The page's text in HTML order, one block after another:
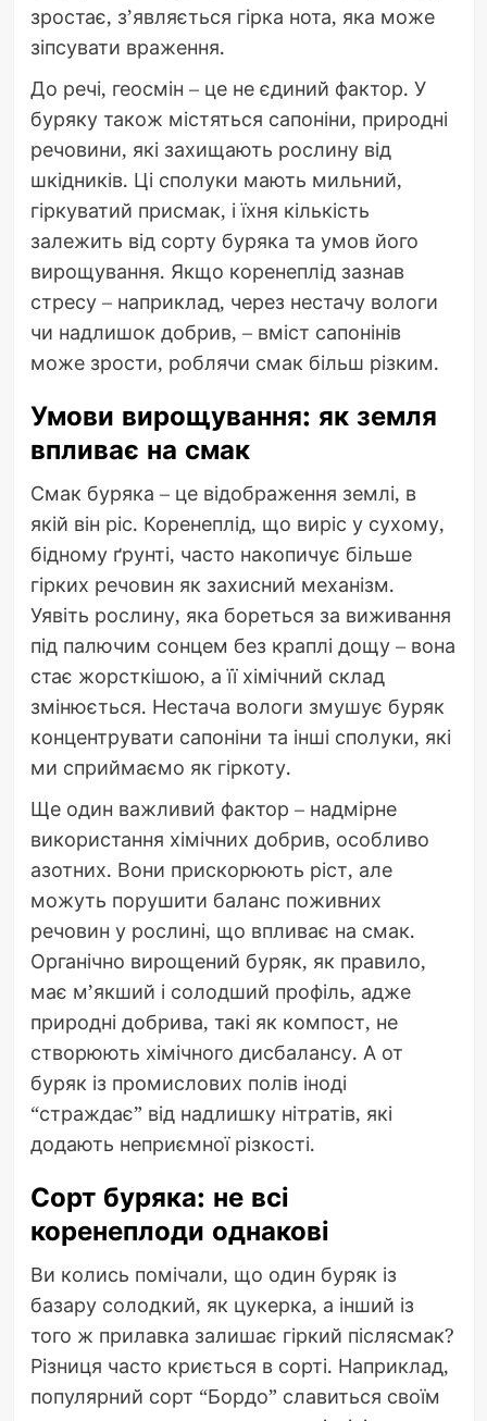
зростає, з’являється гірка нота, яка може
зіпсувати враження.
До речі, геосмін – це не єдиний фактор. У
буряку також містяться сапоніни, природні
речовини, які захищають рослину від
шкідників. Ці сполуки мають мильний,
гіркуватий присмак, і їхня кількість
залежить від сорту буряка та умов його
вирощування. Якщо коренеплід зазнав
стресу – наприклад, через нестачу вологи
чи надлишок добрив, – вміст сапонінів
може зрости, роблячи смак більш різким.
Умови вирощування: як земля
впливає на смак
Смак буряка – це відображення землі, в
якій він ріс. Коренеплід, що виріс у сухому,
бідному ґрунті, часто накопичує більше
гірких речовин як захисний механізм.
Уявіть рослину, яка бореться за виживання
під палючим сонцем без краплі дощу – вона
стає жорсткішою, а її хімічний склад
змінюється. Нестача вологи змушує буряк
концентрувати сапоніни та інші сполуки, які
ми сприймаємо як гіркоту.
Ще один важливий фактор – надмірне
використання хімічних добрив, особливо
азотних. Вони прискорюють ріст, але
можуть порушити баланс поживних
речовин у рослині, що впливає на смак.
Органічно вирощений буряк, як правило,
має м’якший і солодший профіль, адже
природні добрива, такі як компост, не
створюють хімічного дисбалансу. А от
буряк із промислових полів іноді
“страждає” від надлишку нітратів, які
додають неприємної різкості.
Сорт буряка: не всі
коренеплоди однакові
Ви колись помічали, що один буряк із
базару солодкий, як цукерка, а інший із
того ж прилавка залишає гіркий післясмак?
Різниця часто криється в сорті. Наприклад,
популярний сорт “Бордо” славиться своїм